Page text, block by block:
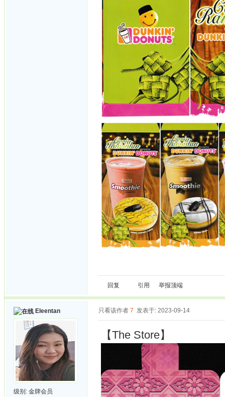
回复 引用 举报顶端
Eleentan
级别: 金牌会员
只看该作者 7 发表于: 2023-09-14
【The Store】